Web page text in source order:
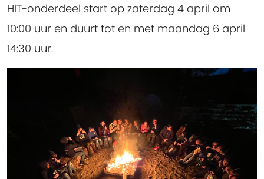
HIT-onderdeel start op zaterdag 4 april om
10:00 uur en duurt tot en met maandag 6 april
14:30 uur.